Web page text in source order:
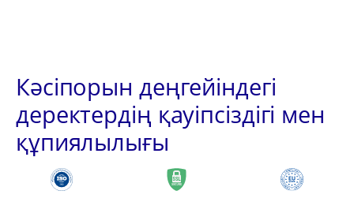
Кәсіпорын деңгейіндегі
деректердің қауіпсіздігі мен
құпиялылығы